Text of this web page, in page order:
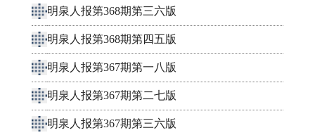
明泉人报第368期第三六版
明泉人报第368期第四五版
明泉人报第367期第一八版
明泉人报第367期第二七版
明泉人报第367期第三六版